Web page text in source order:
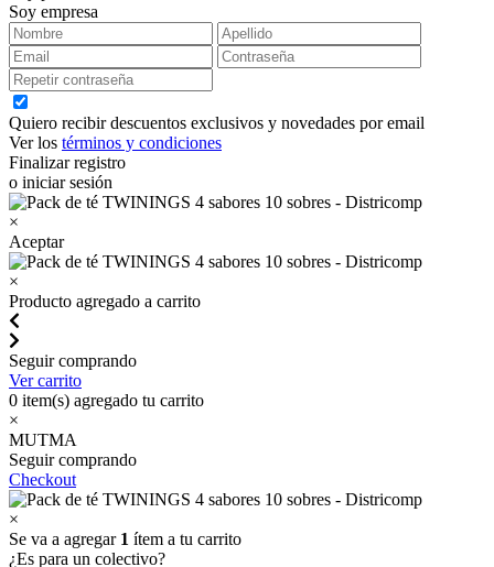
Soy empresa
Quiero recibir descuentos exclusivos y novedades por email
Ver los términos y condiciones
Finalizar registro
o iniciar sesión
×
Aceptar
×
Producto agregado a carrito
Seguir comprando
Ver carrito
0 item(s) agregado tu carrito
×
MUTMA
Seguir comprando
Checkout
×
Se va a agregar 1 ítem a tu carrito
¿Es para un colectivo?